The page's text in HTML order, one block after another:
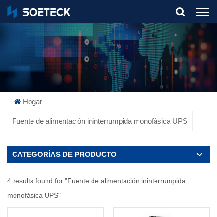
What Are You Looking For?
Hogar
Fuente de alimentación ininterrumpida monofásica UPS
CATEGORÍAS DE PRODUCTO
4 results found for "Fuente de alimentación ininterrumpida
monofásica UPS"